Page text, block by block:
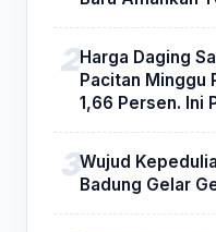
Harga Daging
Pacitan Minggu
1,66 Persen. Ini
Wujud
Badung Gelar